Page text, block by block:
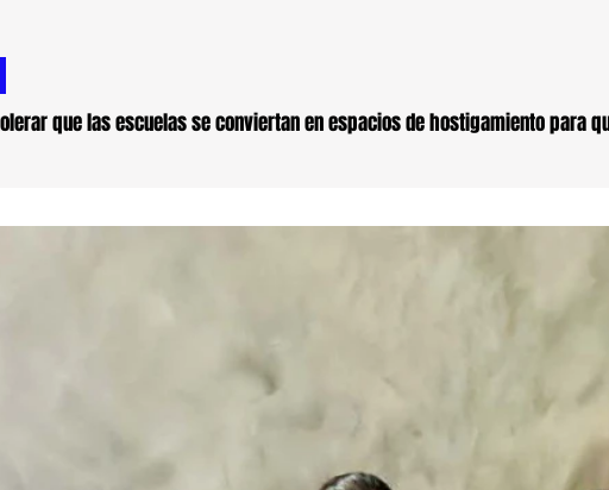
que las escuelas se conviertan en espacios de hostigamiento para